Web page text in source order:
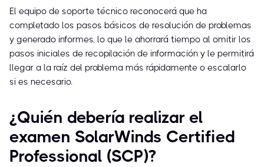
El equipo de soporte técnico reconocerá que ha
completado los pasos básicos de resolución de problemas
y generado informes, lo que le ahorrará tiempo al omitir los
pasos iniciales de recopilación de información y le permitirá
llegar a la raíz del problema más rápidamente o escalarlo
si es necesario.
¿Quién debería realizar el
examen SolarWinds Certified
Professional (SCP)?